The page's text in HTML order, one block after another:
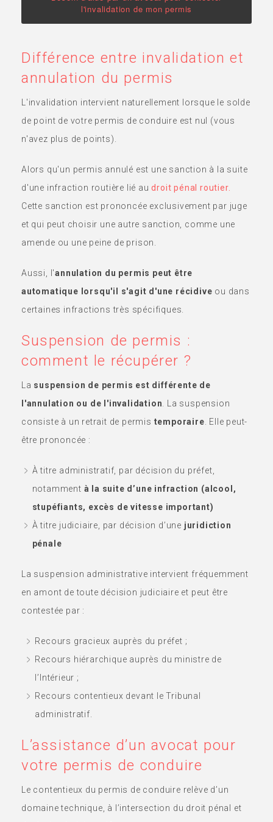
l'invalidation de mon permis
Différence entre invalidation et
annulation du permis
L'invalidation intervient naturellement lorsque le solde
de point de votre permis de conduire est nul (vous
n'avez plus de points).
Alors qu'un permis annulé est une sanction à la suite
d'une infraction routière lié audroit pénal routier.
Cette sanction est prononcée exclusivement par juge
et qui peut choisir une autre sanction, comme une
amende ou une peine de prison.
Aussi, l'annulation du permis peut être
automatique lorsqu'il s'agit d'une récidive ou dans
certaines infractions très spécifiques.
Suspension de permis :
comment le récupérer ?
La suspension de permis est différente de
l'annulation ou de l'invalidation . La suspension
consiste à un retrait de permis temporaire . Elle peut-
être prononcée :
À titre administratif, par décision du préfet,
notamment à la suite d’une infraction (alcool,
stupéfiants, excès de vitesse important)
À titre judiciaire, par décision d’une juridiction
pénale
La suspension administrative intervient fréquemment
en amont de toute décision judiciaire et peut être
contestée par :
Recours gracieux auprès du préfet ;
Recours hiérarchique auprès du ministre de
l’Intérieur ;
Recours contentieux devant le Tribunal
administratif.
L’assistance d’un avocat pour
votre permis de conduire
Le contentieux du permis de conduire relève d’un
domaine technique, à l’intersection du droit pénal et